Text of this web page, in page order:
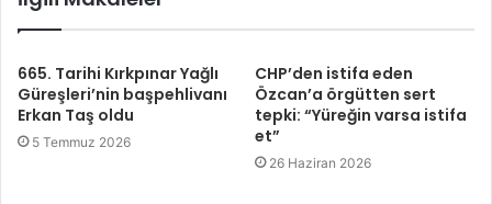
665. Tarihi Kırkpınar Yağlı
Güreşleri’nin başpehlivanı
Erkan Taş oldu
5 Temmuz 2026
CHP’den istifa eden
Özcan’a örgütten sert
tepki: “Yüreğin varsa istifa
et”
26 Haziran 2026